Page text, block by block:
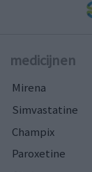
medicijnen
Mirena
Simvastatine
Champix
Paroxetine